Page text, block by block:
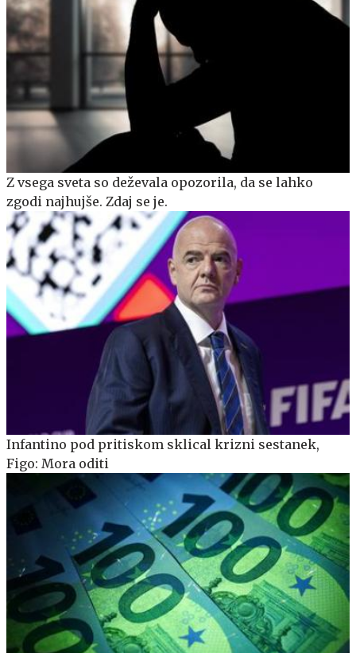
Z vsega sveta so deževala opozorila, da se lahko
zgodi najhujše. Zdaj se je.
Infantino pod pritiskom sklical krizni sestanek,
Figo: Mora oditi